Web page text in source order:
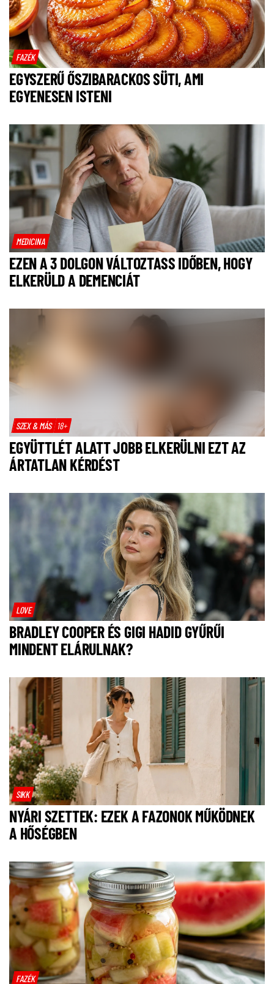
FAZÉK
EGYSZERŰ ŐSZIBARACKOS SÜTI, AMI
EGYENESEN ISTENI
MEDICINA
EZEN A 3 DOLGON VÁLTOZTASS IDŐBEN, HOGY
ELKERÜLD A DEMENCIÁT
SZEX & MÁS 18+
EGYÜTTLÉT ALATT JOBB ELKERÜLNI EZT AZ
ÁRTATLAN KÉRDÉST
LOVE
BRADLEY COOPER ÉS GIGI HADID GYŰRŰI
MINDENT ELÁRULNAK?
SIKK
NYÁRI SZETTEK: EZEK A FAZONOK MŰKÖDNEK
A HŐSÉGBEN
FAZÉK